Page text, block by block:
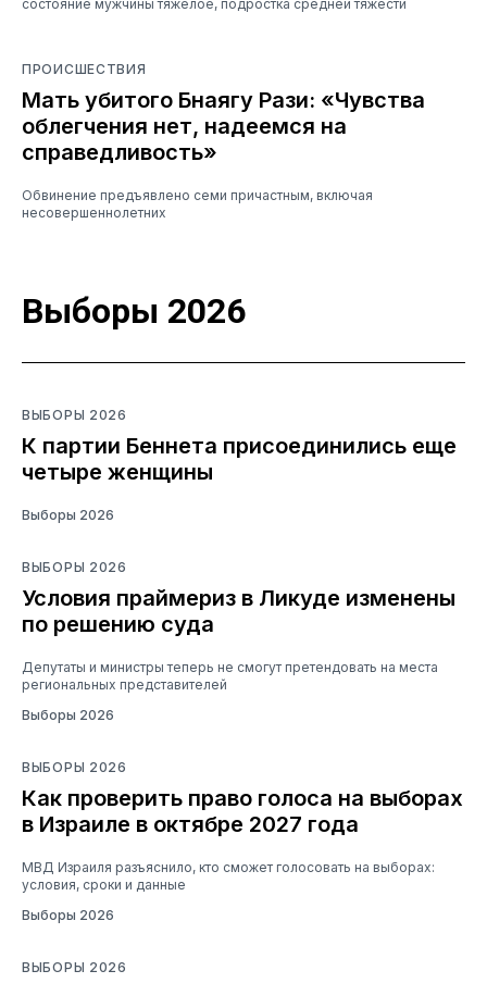
состояние мужчины тяжелое, подростка средней тяжести
ПРОИСШЕСТВИЯ
Мать убитого Бнаягу Рази: «Чувства
облегчения нет, надеемся на
справедливость»
Обвинение предъявлено семи причастным, включая
несовершеннолетних
Выборы 2026
ВЫБОРЫ 2026
К партии Беннета присоединились еще
четыре женщины
Выборы 2026
ВЫБОРЫ 2026
Условия праймериз в Ликуде изменены
по решению суда
Депутаты и министры теперь не смогут претендовать на места
региональных представителей
Выборы 2026
ВЫБОРЫ 2026
Как проверить право голоса на выборах
в Израиле в октябре 2027 года
МВД Израиля разъяснило, кто сможет голосовать на выборах:
условия, сроки и данные
Выборы 2026
ВЫБОРЫ 2026